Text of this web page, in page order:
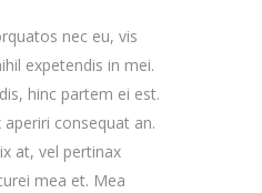
nec eu, vis
expetendis in mei.
hinc partem ei est.
aperiri consequat an.
at, vel pertinax
mea et. Mea